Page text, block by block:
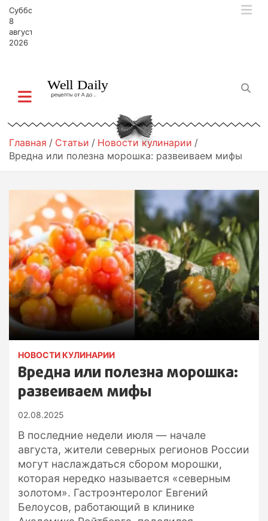
Суббота,
8
августа,
2026
Главная Статьи
Новости кулинарии
Вредна или полезна морошка: развеиваем мифы
НОВОСТИ КУЛИНАРИИ
Вредна или полезна морошка:
развеиваем мифы
02.08.2025
В последние недели июля — начале
августа, жители северных регионов России
могут наслаждаться сбором морошки,
которая нередко называется «северным
золотом». Гастроэнтеролог Евгений
Белоусов, работающий в клинике